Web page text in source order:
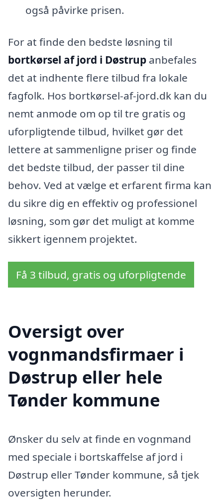
også påvirke prisen.
For at finde den bedste løsning til
bortkørsel af jord i Døstrup anbefales
det at indhente flere tilbud fra lokale
fagfolk. Hos bortkørsel-af-jord.dk kan du
nemt anmode om op til tre gratis og
uforpligtende tilbud, hvilket gør det
lettere at sammenligne priser og finde
det bedste tilbud, der passer til dine
behov. Ved at vælge et erfarent firma kan
du sikre dig en effektiv og professionel
løsning, som gør det muligt at komme
sikkert igennem projektet.
Få 3 tilbud, gratis og uforpligtende
Oversigt over
vognmandsfirmaer i
Døstrup eller hele
Tønder kommune
Ønsker du selv at finde en vognmand
med speciale i bortskaffelse af jord i
Døstrup eller Tønder kommune, så tjek
oversigten herunder.